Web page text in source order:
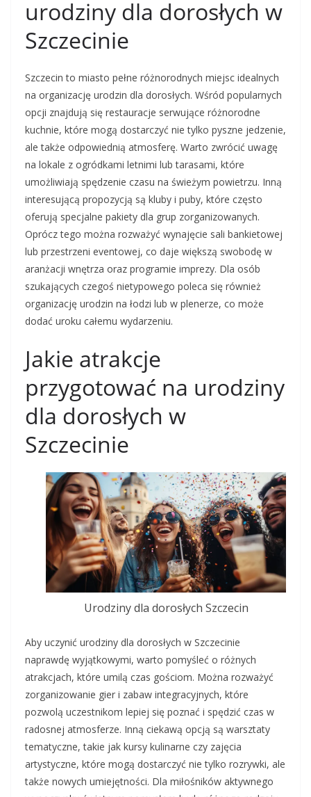
urodziny dla dorosłych w
Szczecinie
Szczecin to miasto pełne różnorodnych miejsc idealnych
na organizację urodzin dla dorosłych. Wśród popularnych
opcji znajdują się restauracje serwujące różnorodne
kuchnie, które mogą dostarczyć nie tylko pyszne jedzenie,
ale także odpowiednią atmosferę. Warto zwrócić uwagę
na lokale z ogródkami letnimi lub tarasami, które
umożliwiają spędzenie czasu na świeżym powietrzu. Inną
interesującą propozycją są kluby i puby, które często
oferują specjalne pakiety dla grup zorganizowanych.
Oprócz tego można rozważyć wynajęcie sali bankietowej
lub przestrzeni eventowej, co daje większą swobodę w
aranżacji wnętrza oraz programie imprezy. Dla osób
szukających czegoś nietypowego poleca się również
organizację urodzin na łodzi lub w plenerze, co może
dodać uroku całemu wydarzeniu.
Jakie atrakcje
przygotować na urodziny
dla dorosłych w
Szczecinie
Urodziny dla dorosłych Szczecin
Aby uczynić urodziny dla dorosłych w Szczecinie
naprawdę wyjątkowymi, warto pomyśleć o różnych
atrakcjach, które umilą czas gościom. Można rozważyć
zorganizowanie gier i zabaw integracyjnych, które
pozwolą uczestnikom lepiej się poznać i spędzić czas w
radosnej atmosferze. Inną ciekawą opcją są warsztaty
tematyczne, takie jak kursy kulinarne czy zajęcia
artystyczne, które mogą dostarczyć nie tylko rozrywki, ale
także nowych umiejętności. Dla miłośników aktywnego